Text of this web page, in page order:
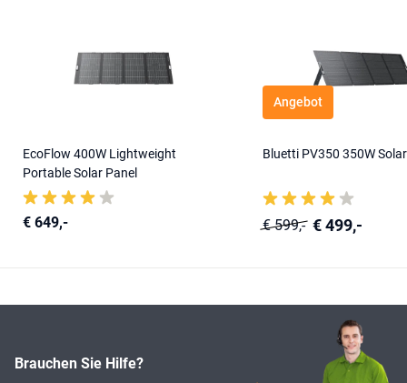
EcoFlow 400W Lightweight
Portable Solar Panel
€ 649,-
Angebot
Bluetti PV350 350W
€ 599,- € 499,-
Brauchen Sie Hilfe?